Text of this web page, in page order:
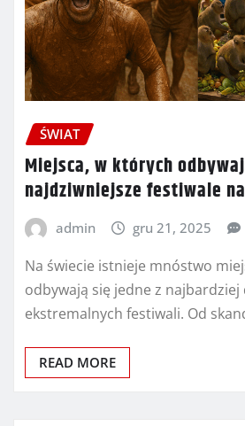
ŚWIAT
Miejsca, w których
najdziwniejsze festiwale
admin gru 21, 2025
Na świecie istnieje mnóstwo
odbywają się jedne z najbardziej
ekstremalnych festiwali. Od
READ MORE